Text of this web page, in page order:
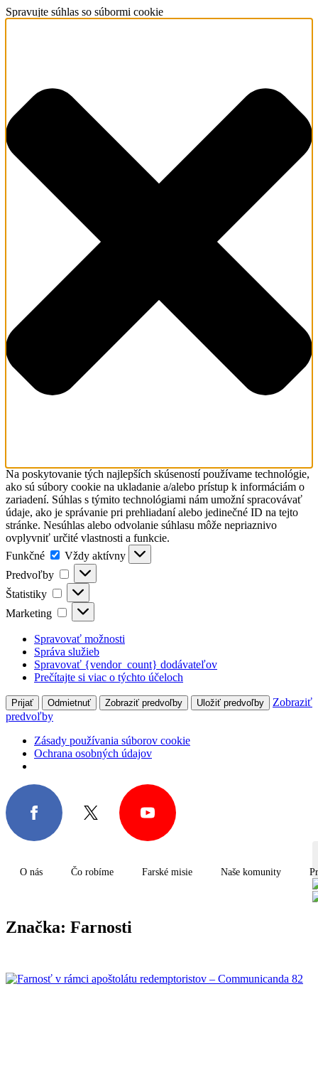
Spravujte súhlas so súbormi cookie
Na poskytovanie tých najlepších skúseností používame technológie,
ako sú súbory cookie na ukladanie a/alebo prístup k informáciám o
zariadení. Súhlas s týmito technológiami nám umožní spracovávať
údaje, ako je správanie pri prehliadaní alebo jedinečné ID na tejto
stránke. Nesúhlas alebo odvolanie súhlasu môže nepriaznivo
ovplyvniť určité vlastnosti a funkcie.
Funkčné
Funkčné
Vždy aktívny
Predvoľby
Predvoľby
Štatistiky Štatistiky
Marketing Marketing
Spravovať možnosti
Správa služieb
Spravovať {vendor_count} dodávateľov
Prečítajte si viac o týchto účeloch
Prijať Odmietnuť Zobraziť predvoľby Uložiť predvoľby
Zobraziť
predvoľby
Zásady používania súborov cookie
Ochrana osobných údajov
O nás Čo robíme Farské misie Naše komunity
Značka: Farnosti